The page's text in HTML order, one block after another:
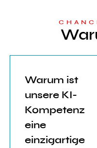
Warum ist
unsere KI-
Kompetenz
eine
einzigartige